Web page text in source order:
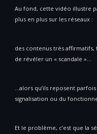
Au fond, cette vidéo illustre
plus en plus sur les réseaux :
des contenus très affirmatifs,
de révéler un « scandale »…
…alors qu’ils reposent
signalisation ou du
Et le problème, c’est que la